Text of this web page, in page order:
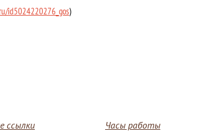
id5024220276_gos)
ссылки Часы работы